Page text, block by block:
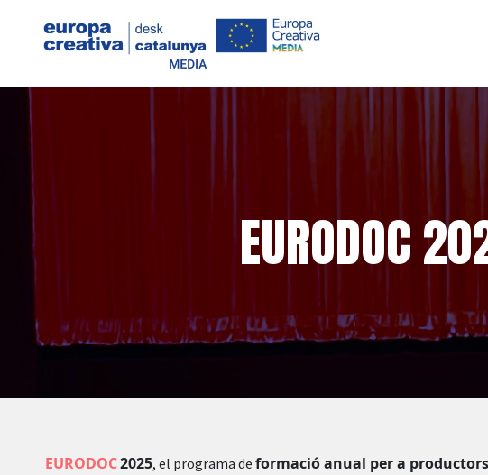
EURODOC
EURODOC2025, el programa deformació anual per a